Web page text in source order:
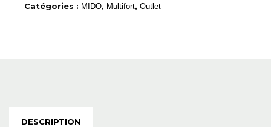
Catégories : MIDO, Multifort, Outlet
DESCRIPTION